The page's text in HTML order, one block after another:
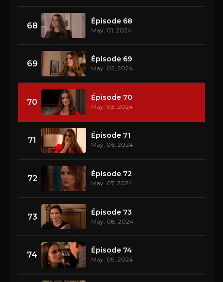
68 Épisode 68
May. 01, 2024
69 Épisode 69
May. 02, 2024
70 Épisode 70
May. 03, 2024
71 Épisode 71
May. 06, 2024
72 Épisode 72
May. 07, 2024
73 Épisode 73
May. 08, 2024
74 Épisode 74
May. 09, 2024